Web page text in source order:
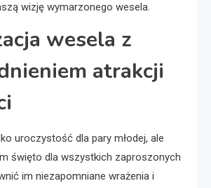
wizję wymarzonego wesela.
wesela z
atrakcji
uroczystość dla pary młodej, ale
święto dla wszystkich zaproszonych
im niezapomniane wrażenia i